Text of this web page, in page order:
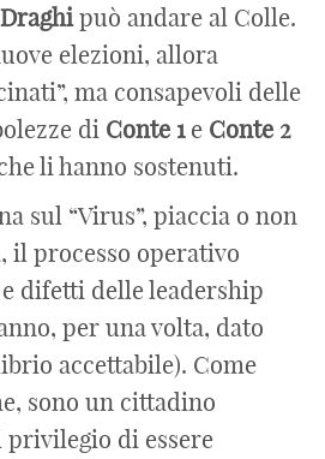
Draghipuò andare al Colle.
elezioni, allora
ma consapevoli delle
di Conte 1e Conte 2
li hanno sostenuti.
sul “Virus”, piaccia o non
il processo operativo
difetti delle leadership
per una volta, dato
accettabile). Come
sono un cittadino
privilegio di essere